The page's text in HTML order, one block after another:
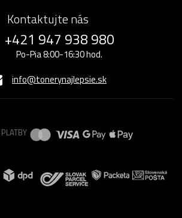
Kontaktujte nás
+421 947 938 980
Po-Pia 8:00-16:30 hod.
info@tonerynajlepsie.sk